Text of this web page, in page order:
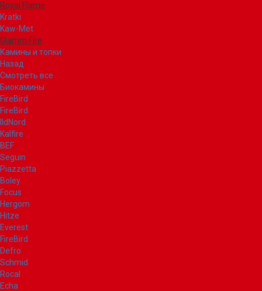
Royal Flame
Kratki
Kaw-Met
Glamm Fire
Камины и топки
Назад
Смотреть все
Биокамины
FireBird
FireBird
IldNord
Kalfire
BEF
Seguin
Piazzetta
Boley
Focus
Hergom
Hitze
Everest
FireBird
Defro
Schmid
Rocal
Echa